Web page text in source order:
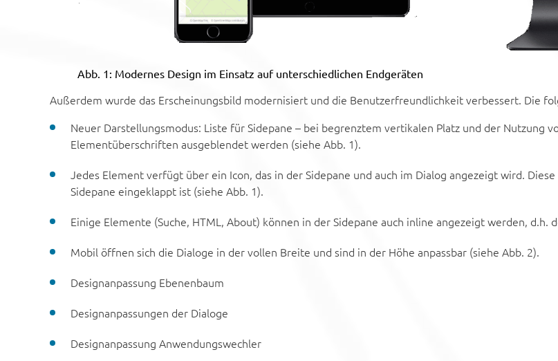
Abb. 1: Modernes Design im Einsatz auf unterschiedlichen Endgeräten
Außerdem wurde das Erscheinungsbild modernisiert und die Benutzerfreundlichkeit verbessert. Die
Neuer Darstellungsmodus: Liste für Sidepane – bei begrenztem vertikalen Platz und der Nutzung
Elementüberschriften ausgeblendet werden (siehe Abb. 1).
Jedes Element verfügt über ein Icon, das in der Sidepane und auch im Dialog angezeigt wird.
Sidepane eingeklappt ist (siehe Abb. 1).
Einige Elemente (Suche, HTML, About) können in der Sidepane auch inline angezeigt werden,
Mobil öffnen sich die Dialoge in der vollen Breite und sind in der Höhe anpassbar (siehe Abb. 2).
Designanpassung Ebenenbaum
Designanpassungen der Dialoge
Designanpassung Anwendungswechler